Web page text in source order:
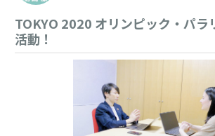
TOKYO 2020 オリンピック・パラ
活動！